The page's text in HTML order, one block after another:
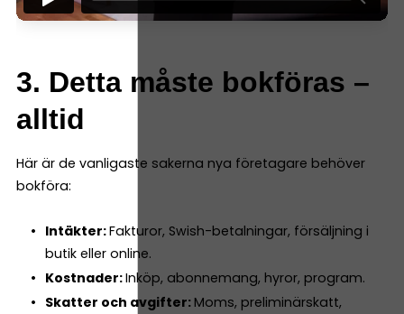
3. Detta måste bokföras –
alltid
Här är de vanligaste sakerna nya företagare behöver
bokföra:
Intäkter:Fakturor, Swish-betalningar, försäljning i
butik eller online.
Kostnader:Inköp, abonnemang, hyror, program.
Skatter och avgifter: Moms, preliminärskatt,